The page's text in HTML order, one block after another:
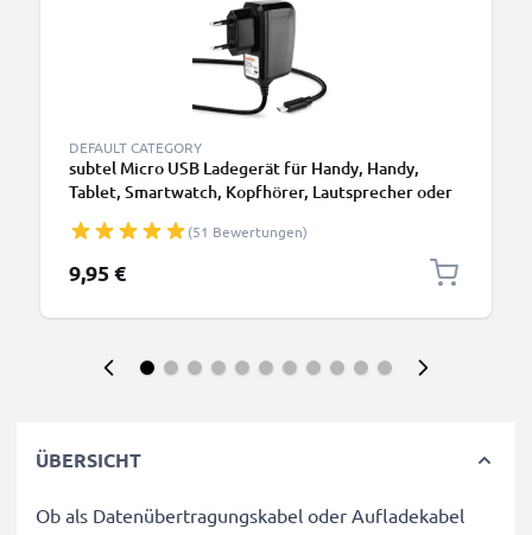
DEFAULT CATEGORY
subtel Micro USB Ladegerät für Handy, Handy,
Tablet, Smartwatch, Kopfhörer, Lautsprecher oder
(51 Bewertungen)
9,95 €
ÜBERSICHT
Ob als Datenübertragungskabel oder Aufladekabel